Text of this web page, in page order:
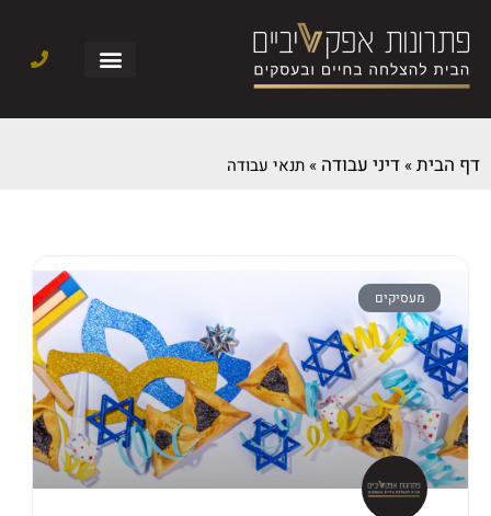
דף הבית» דיני עבודה » תנאי עבודה
מעסיקים